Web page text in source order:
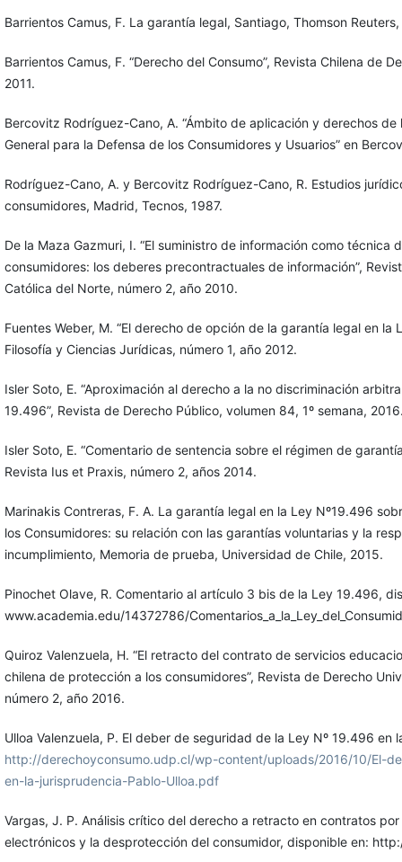
Barrientos Camus, F. La garantía legal, Santiago, Thomson
Barrientos Camus, F. “Derecho del Consumo”, Revista Chilena de
2011.
Bercovitz Rodríguez-Cano, A. “Ámbito de aplicación y derechos de
General para la Defensa de los Consumidores y Usuarios” en
Rodríguez-Cano, A. y Bercovitz Rodríguez-Cano, R. Estudios
consumidores, Madrid, Tecnos, 1987.
De la Maza Gazmuri, I. “El suministro de información como técnica
consumidores: los deberes precontractuales de información”,
Católica del Norte, número 2, año 2010.
Fuentes Weber, M. “El derecho de opción de la garantía legal en la
Filosofía y Ciencias Jurídicas, número 1, año 2012.
Isler Soto, E. “Aproximación al derecho a la no discriminación
19.496”, Revista de Derecho Público, volumen 84, 1º semana,
Isler Soto, E. “Comentario de sentencia sobre el régimen de
Revista Ius et Praxis, número 2, años 2014.
Marinakis Contreras, F. A. La garantía legal en la Ley Nº19.496
los Consumidores: su relación con las garantías voluntarias y la
incumplimiento, Memoria de prueba, Universidad de Chile, 2015.
Pinochet Olave, R. Comentario al artículo 3 bis de la Ley 19.496,
www.academia.edu/14372786/
Quiroz Valenzuela, H. “El retracto del contrato de servicios
chilena de protección a los consumidores”, Revista de Derecho
número 2, año 2016.
Ulloa Valenzuela, P. El deber de seguridad de la Ley Nº 19.496 en
http://derechoyconsumo.udp.cl/wp-content/uploads/2016/10/El-
en-la-jurisprudencia-Pablo-Ulloa.pdf
Vargas, J. P. Análisis crítico del derecho a retracto en contratos
electrónicos y la desprotección del consumidor, disponible en: